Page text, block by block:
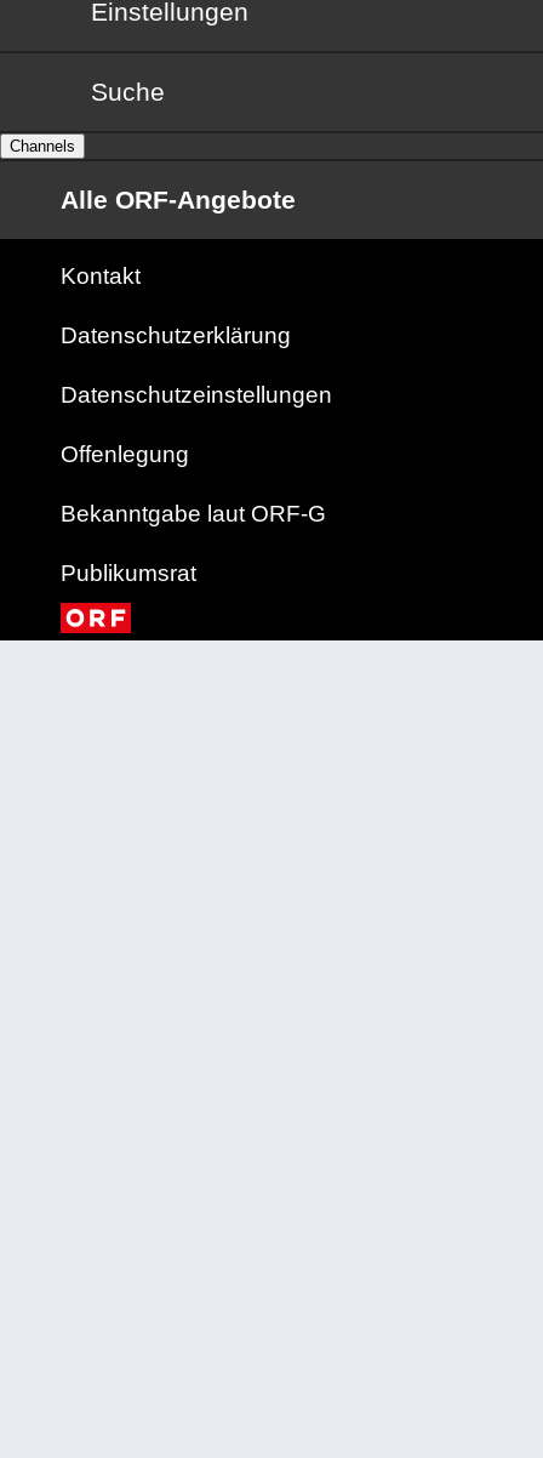
Einstellungen
Suche
Channels
Alle ORF-Angebote
Kontakt
Datenschutzerklärung
Datenschutzeinstellungen
Offenlegung
Bekanntgabe laut ORF-G
Publikumsrat